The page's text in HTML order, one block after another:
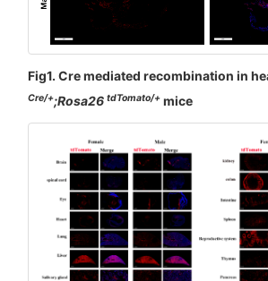
Fig1. Cre mediated recombination in
Cre/+;Rosa26tdTomato/+ mice